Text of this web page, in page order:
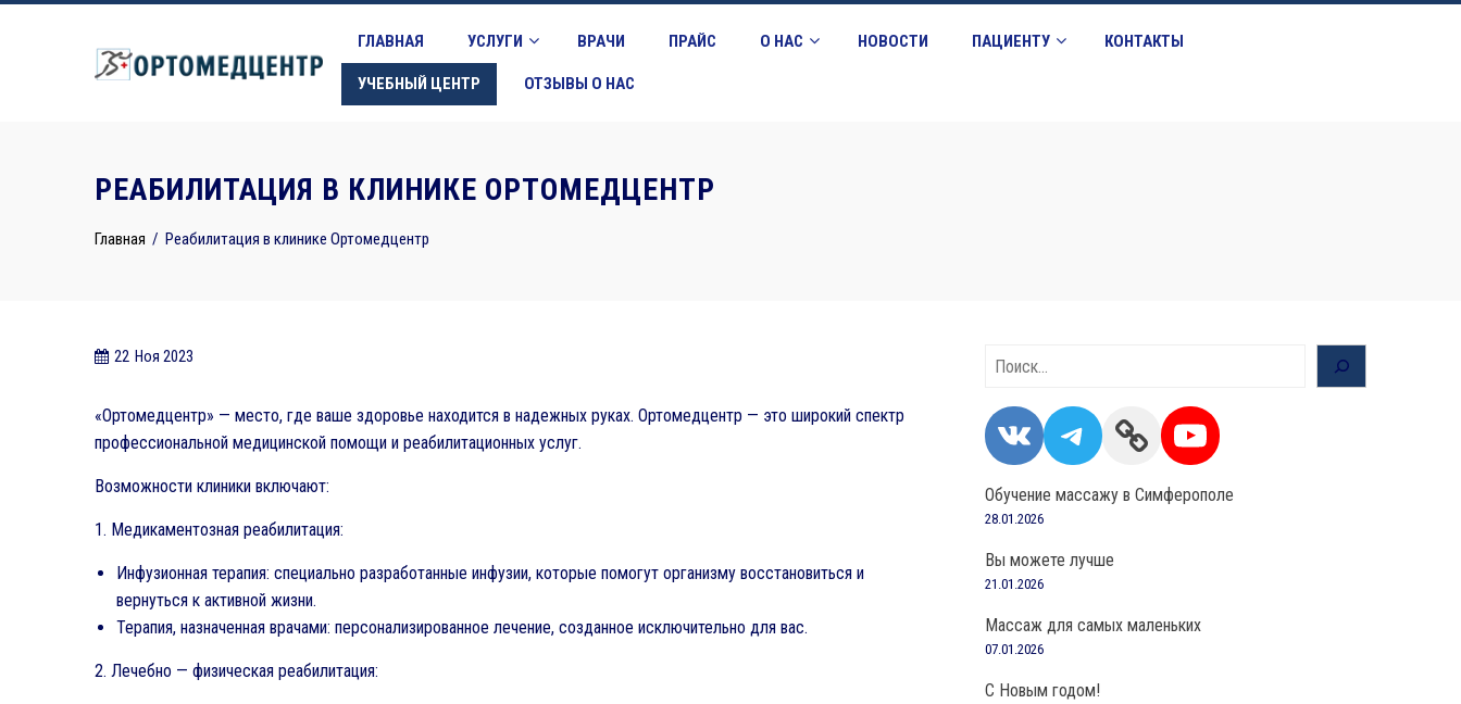
ГЛАВНАЯ УСЛУГИ ВРАЧИ ПРАЙС О НАС НОВОСТИ ПАЦИЕНТУ КОНТАКТЫ
УЧЕБНЫЙ ЦЕНТР ОТЗЫВЫ О НАС
РЕАБИЛИТАЦИЯ В КЛИНИКЕ ОРТОМЕДЦЕНТР
Главная Реабилитация в клинике Ортомедцентр
22 Ноя 2023
«Ортомедцентр» — место, где ваше здоровье находится в надежных руках. Ортомедцентр — это широкий спектр
профессиональной медицинской помощи и реабилитационных услуг.
Возможности клиники включают:
1. Медикаментозная реабилитация:
Инфузионная терапия: специально разработанные инфузии, которые помогут организму восстановиться и
вернуться к активной жизни.
Терапия, назначенная врачами: персонализированное лечение, созданное исключительно для вас.
2. Лечебно — физическая реабилитация:
Поиск
VK Telegram
LinkYouTube
Обучение массажу в Симферополе
28.01.2026
Вы можете лучше
21.01.2026
Массаж для самых маленьких
07.01.2026
С Новым годом!